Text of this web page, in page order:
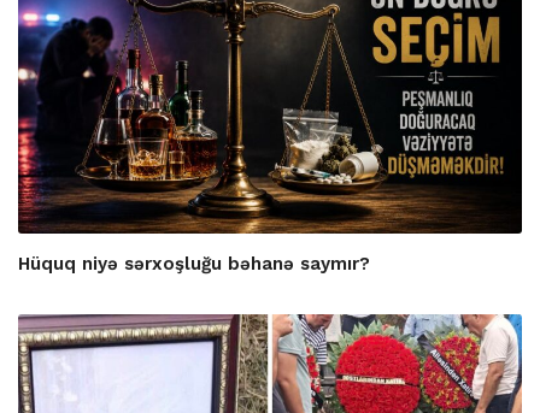
Hüquq niyə sərxoşluğu bəhanə saymır?